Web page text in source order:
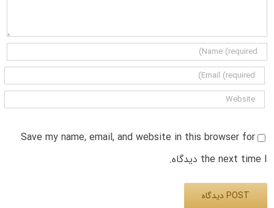
Save my name, email, and website in this browser for
the next time I دیدگاه.